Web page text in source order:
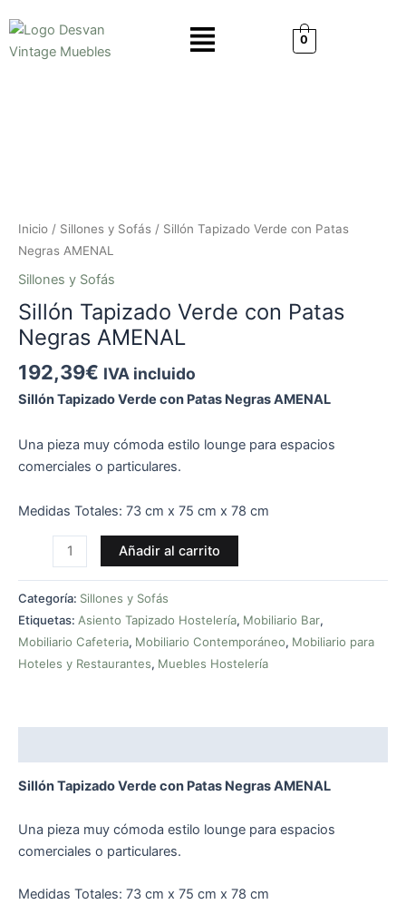
contenido
Menú
0
Inicio / Sillones y Sofás / Sillón Tapizado Verde con Patas
Negras AMENAL
Sillones y Sofás
Sillón Tapizado Verde con Patas
Negras AMENAL
192,39€ IVA incluido
Sillón Tapizado Verde con Patas Negras AMENAL
Una pieza muy cómoda estilo lounge para espacios
comerciales o particulares.
Medidas Totales: 73 cm x 75 cm x 78 cm
AMENAL
cantidad
Añadir al carrito
Categoría: Sillones y Sofás
Etiquetas: Asiento Tapizado Hostelería, Mobiliario Bar,
Mobiliario Cafeteria, Mobiliario Contemporáneo, Mobiliario para
Hoteles y Restaurantes, Muebles Hostelería
Sillón Tapizado Verde con Patas Negras AMENAL
Una pieza muy cómoda estilo lounge para espacios
comerciales o particulares.
Medidas Totales: 73 cm x 75 cm x 78 cm